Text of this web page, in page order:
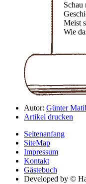
Schau
Meist
Wie
Autor: Günter
Artikel drucken
Seitenanfang
SiteMap
Impressum
Kontakt
Gästebuch
Developed by ©